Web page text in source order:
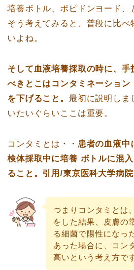
培養ボトル、ポピドンヨード、
そう考えてみると、普段に比べ
いよね。
そして血液培養採取の時に、手
べきとこはコンタミネーション
を下げること。 最初に説明しま
いたいぐらいここは重要。
コンタミとは・・ 患者の血液中
検体採取中に培養 ボトルに混
ること。引用/東京医科大学病
つまりコンタミとは
をした結果、皮膚の
る細菌で陽性になっ
あった場合に、コン
高いという考え方で